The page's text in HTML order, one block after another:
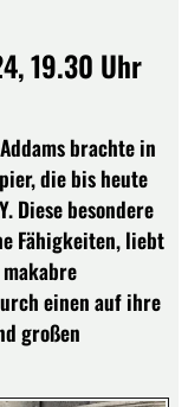
19.30 Uhr
brachte in
die bis heute
Diese besondere
Fähigkeiten, liebt
einen auf ihre
großen